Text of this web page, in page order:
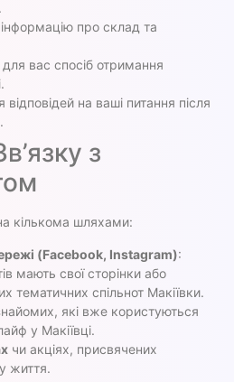
про склад та
вас спосіб отримання
відповідей на ваші питання після
з
кількома шляхами:
(Facebook, Instagram):
мають свої сторінки або
тематичних спільнот Макіївки.
які вже користуються
у Макіївці.
чи акціях, присвячених
життя.